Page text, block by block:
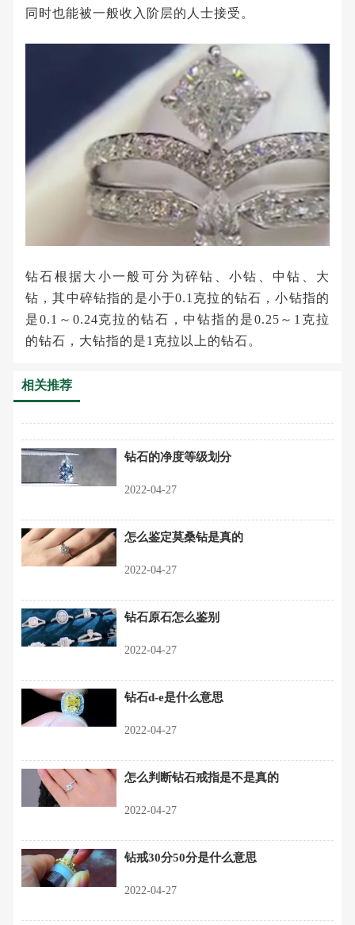
同时也能被一般收入阶层的人士接受。
钻石根据大小一般可分为碎钻、小钻、中钻、大
钻，其中碎钻指的是小于0.1克拉的钻石，小钻指的
是0.1～0.24克拉的钻石，中钻指的是0.25～1克拉
的钻石，大钻指的是1克拉以上的钻石。
相关推荐
钻石的净度等级划分
2022-04-27
怎么鉴定莫桑钻是真的
2022-04-27
钻石原石怎么鉴别
2022-04-27
钻石d-e是什么意思
2022-04-27
怎么判断钻石戒指是不是真的
2022-04-27
钻戒30分50分是什么意思
2022-04-27